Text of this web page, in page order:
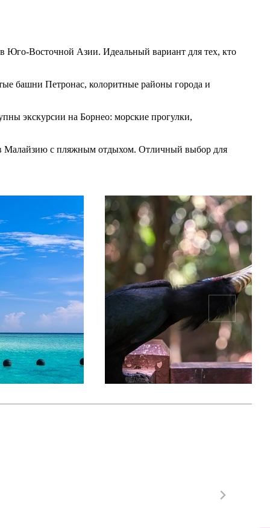
Юго-Восточной Азии. Идеальный вариант для тех, кто
башни Петронас, колоритные районы города и
экскурсии на Борнео: морские прогулки,
в Малайзию с пляжным отдыхом. Отличный выбор для